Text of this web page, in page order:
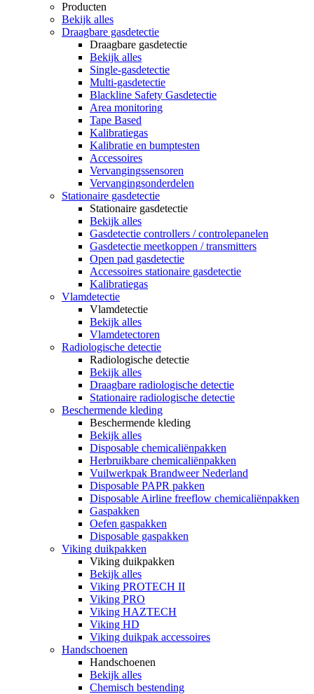
Producten
Bekijk alles
Draagbare gasdetectie
Draagbare gasdetectie
Bekijk alles
Single-gasdetectie
Multi-gasdetectie
Blackline Safety Gasdetectie
Area monitoring
Tape Based
Kalibratiegas
Kalibratie en bumptesten
Accessoires
Vervangingssensoren
Vervangingsonderdelen
Stationaire gasdetectie
Stationaire gasdetectie
Bekijk alles
Gasdetectie controllers / controlepanelen
Gasdetectie meetkoppen / transmitters
Open pad gasdetectie
Accessoires stationaire gasdetectie
Kalibratiegas
Vlamdetectie
Vlamdetectie
Bekijk alles
Vlamdetectoren
Radiologische detectie
Radiologische detectie
Bekijk alles
Draagbare radiologische detectie
Stationaire radiologische detectie
Beschermende kleding
Beschermende kleding
Bekijk alles
Disposable chemicaliënpakken
Herbruikbare chemicaliënpakken
Vuilwerkpak Brandweer Nederland
Disposable PAPR pakken
Disposable Airline freeflow chemicaliënpakken
Gaspakken
Oefen gaspakken
Disposable gaspakken
Viking duikpakken
Viking duikpakken
Bekijk alles
Viking PROTECH II
Viking PRO
Viking HAZTECH
Viking HD
Viking duikpak accessoires
Handschoenen
Handschoenen
Bekijk alles
Chemisch bestending